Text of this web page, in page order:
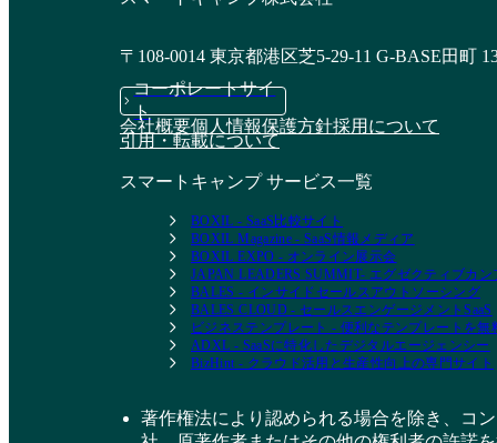
〒108-0014 東京都港区芝5-29-11 G-BASE田町
コーポレートサイ
ト
会社概要個人情報保護方針採用について
引用・転載について
スマートキャンプ サービス一覧
BOXIL - SaaS比較サイト
BOXIL Magazine - SaaS情報メディア
BOXIL EXPO - オンライン展示会
JAPAN LEADERS SUMMIT- エグゼクティブカン
BALES - インサイドセールスアウトソーシング
BALES CLOUD - セールスエンゲージメントSaaS
ビジネステンプレート - 便利なテンプレートを無
ADXL - SaaSに特化したデジタルエージェンシー
BizHint - クラウド活用と生産性向上の専門サイト
著作権法により認められる場合を除き、コ